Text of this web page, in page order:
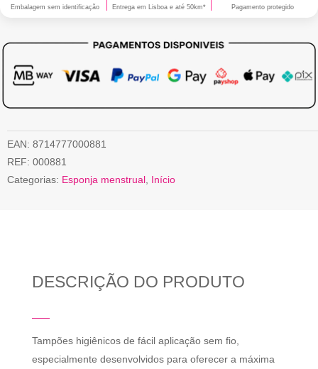
Embalagem sem identificação Entrega em Lisboa e até 50km* Pagamento protegido
EAN: 8714777000881
REF: 000881
Categorias: Esponja menstrual Início
DESCRIÇÃO DO PRODUTO
Tampões higiênicos de fácil aplicação sem fio,
especialmente desenvolvidos para oferecer a máxima